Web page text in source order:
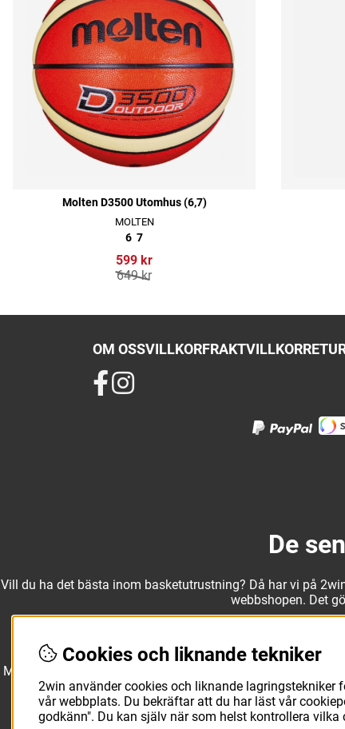
Molten D3500 Utomhus (6,7)
MOLTEN
6 7
599 kr
649 kr
OM OSSVILLKORFRAKTVILLKOR
De
Vill du ha det bästa inom basketutrustning? Då har vi på
webbshopen. Det
Med ett av Sveriges största kläd- och skosortiment inom
Molten, Nike, Adidas och Spalding och komplettera med
utanför
Cookies och liknande tekniker
2win använder cookies och liknande lagringstekniker
vår webbplats. Du bekräftar att du har läst vår
godkänn". Du kan själv när som helst kontrollera